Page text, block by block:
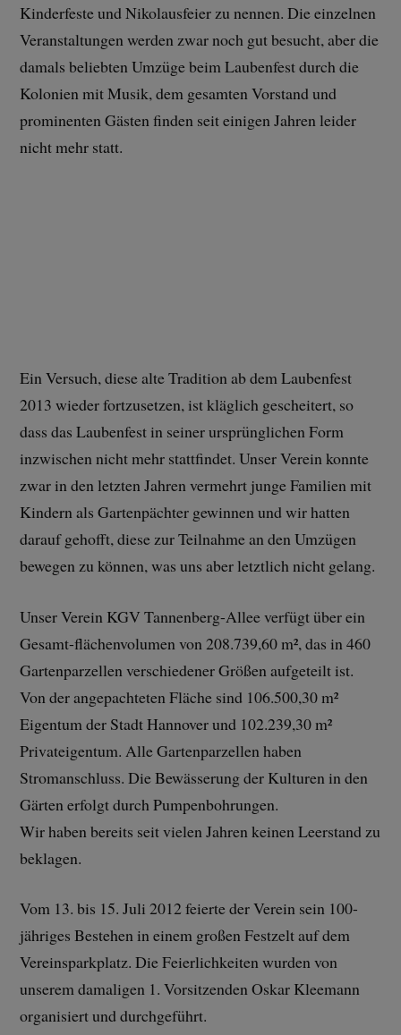
Kinderfeste und Nikolausfeier zu nennen. Die einzelnen
Veranstaltungen werden zwar noch gut besucht, aber die
damals beliebten Umzüge beim Laubenfest durch die
Kolonien mit Musik, dem gesamten Vorstand und
prominenten Gästen finden seit einigen Jahren leider
nicht mehr statt.
Ein Versuch, diese alte Tradition ab dem Laubenfest
2013 wieder fortzusetzen, ist kläglich gescheitert, so
dass das Laubenfest in seiner ursprünglichen Form
inzwischen nicht mehr stattfindet. Unser Verein konnte
zwar in den letzten Jahren vermehrt junge Familien mit
Kindern als Gartenpächter gewinnen und wir hatten
darauf gehofft, diese zur Teilnahme an den Umzügen
bewegen zu können, was uns aber letztlich nicht gelang.
Unser Verein KGV Tannenberg-Allee verfügt über ein
Gesamt-flächenvolumen von 208.739,60 m², das in 460
Gartenparzellen verschiedener Größen aufgeteilt ist.
Von der angepachteten Fläche sind 106.500,30 m²
Eigentum der Stadt Hannover und 102.239,30 m²
Privateigentum. Alle Gartenparzellen haben
Stromanschluss. Die Bewässerung der Kulturen in den
Gärten erfolgt durch Pumpenbohrungen.
Wir haben bereits seit vielen Jahren keinen Leerstand zu
beklagen.
Vom 13. bis 15. Juli 2012 feierte der Verein sein 100-
jähriges Bestehen in einem großen Festzelt auf dem
Vereinsparkplatz. Die Feierlichkeiten wurden von
unserem damaligen 1. Vorsitzenden Oskar Kleemann
organisiert und durchgeführt.